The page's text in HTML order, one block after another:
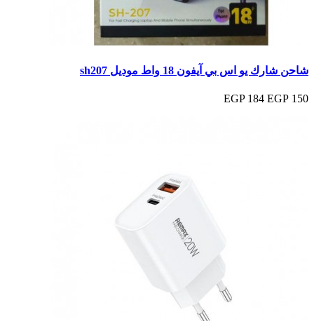
شاحن شارك يو اس بي آيفون 18 واط موديل sh207
150 EGP
184 EGP